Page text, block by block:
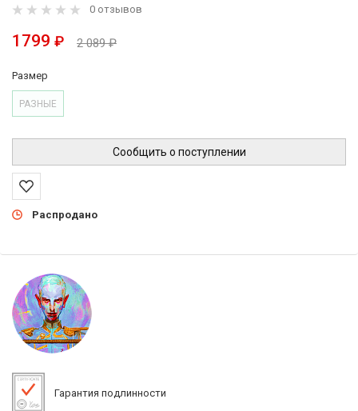
0 отзывов
1799 ₽ 2 089 ₽
Размер
РАЗНЫЕ
Распродано
Сообщить о поступлении
Гарантия подлинности